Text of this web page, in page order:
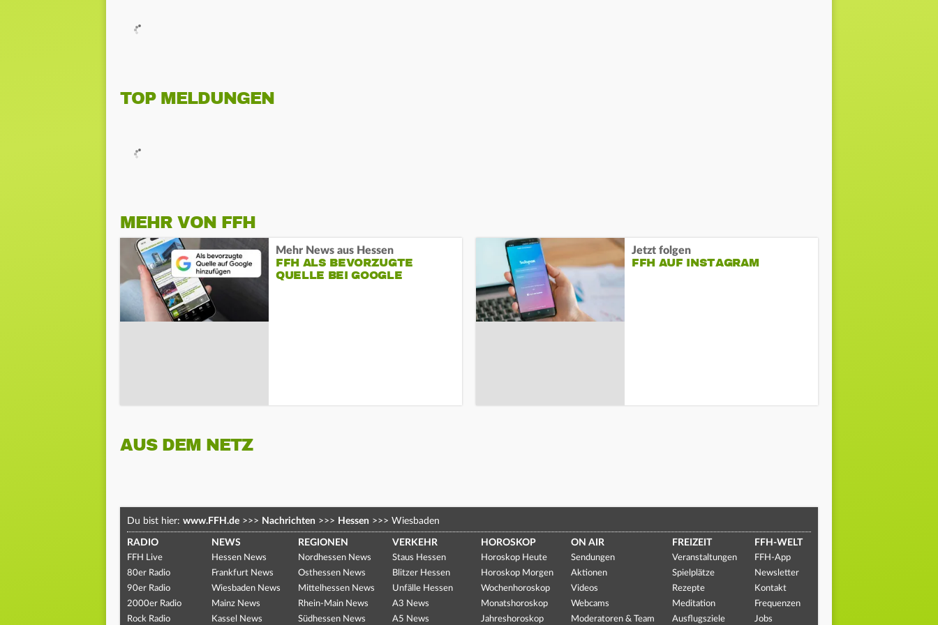
TOP MELDUNGEN
MEHR VON FFH
Mehr News aus Hessen
FFH ALS BEVORZUGTE
QUELLE BEI GOOGLE
Jetzt folgen
FFH AUF INSTAGRAM
AUS DEM NETZ
Du bist hier: www.FFH.de >>> Nachrichten >>> Hessen >>> Wiesbaden
RADIO
FFH Live
80er Radio
90er Radio
2000er Radio
Rock Radio
NEWS
Hessen News
Frankfurt News
Wiesbaden News
Mainz News
Kassel News
REGIONEN
Nordhessen News
Osthessen News
Mittelhessen News
Rhein-Main News
Südhessen News
VERKEHR
Staus Hessen
Blitzer Hessen
Unfälle Hessen
A3 News
A5 News
HOROSKOP
Horoskop Heute
Horoskop Morgen
Wochenhoroskop
Monatshoroskop
Jahreshoroskop
ON AIR
Sendungen
Aktionen
Videos
Webcams
Moderatoren & Team
FREIZEIT
Veranstaltungen
Spielplätze
Rezepte
Meditation
Ausflugsziele
FFH-WELT
FFH-App
Newsletter
Kontakt
Frequenzen
Jobs